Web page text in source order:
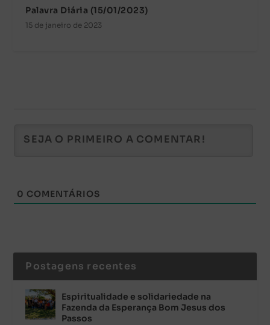
Palavra Diária (15/01/2023)
15 de janeiro de 2023
0 COMENTÁRIOS
Postagens recentes
Espiritualidade e solidariedade na
Fazenda da Esperança Bom Jesus dos
Passos